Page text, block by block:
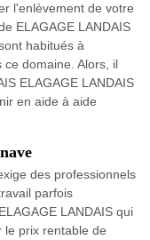
l'enlèvement de votre
ELAGAGE LANDAIS
habitués à
domaine. Alors, il
ELAGAGE LANDAIS
en aide à aide
des professionnels
parfois
LANDAIS qui
le prix rentable de